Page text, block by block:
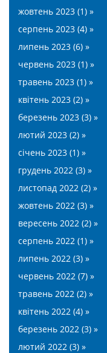
жовтень 2023 (1) »
серпень 2023 (4) »
липень 2023 (6) »
червень 2023 (1) »
травень 2023 (1) »
квітень 2023 (2) »
березень 2023 (3) »
лютий 2023 (2) »
січень 2023 (1) »
грудень 2022 (3) »
листопад 2022 (2) »
жовтень 2022 (3) »
вересень 2022 (2) »
серпень 2022 (1) »
липень 2022 (3) »
червень 2022 (7) »
травень 2022 (2) »
квітень 2022 (4) »
березень 2022 (3) »
лютий 2022 (3) »